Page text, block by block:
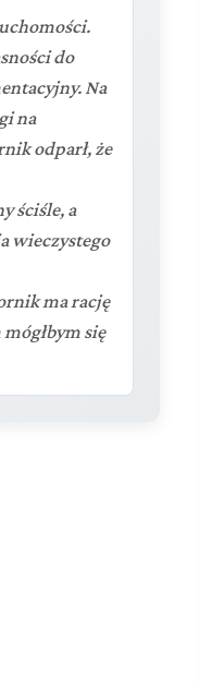
do
Na
na
odparł, że
ściśle, a
wieczystego
ma rację
się